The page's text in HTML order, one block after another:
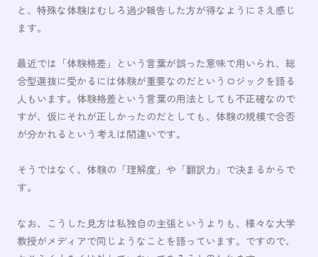
と、特殊な体験はむしろ過少報告した方が得なようにさえ感じ
ます。
最近では「体験格差」という言葉が誤った意味で用いられ、総
合型選抜に受かるには体験が重要なのだというロジックを語る
人もいます。体験格差という言葉の用法としても不正確なので
すが、仮にそれが正しかったのだとしても、体験の規模で合否
が分かれるという考えは間違いです。
そうではなく、体験の「理解度」や「翻訳力」で決まるからで
す。
なお、こうした見方は私独自の主張というよりも、様々な大学
教授がメディアで同じようなことを語っています。ですので、